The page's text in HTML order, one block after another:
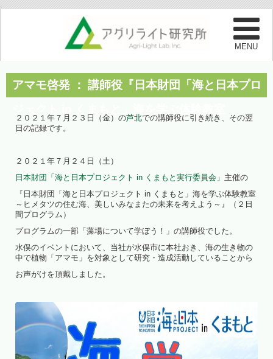
.
アマモ啓発 ： 講師役『日本財団「海と日本プロ
２０２１年７月２３日（金）の芦北での講師役に引き続き、その翌
日の記録です。
２０２１年７月２４日（土）
日本財団「海と日本プロジェクト in くまもと実行委員会」 主催の
『日本財団「海と日本プロジェクト in くまもと」海を学ぶ体験教室
～ヒメタツの住む海、美しいみなまたの未来を考えよう～』（２日
間プログラム）
プログラムの一部「藻場について学ぼう！」の講師役でした。
水俣のイベントにおいて、当社が水俣市に本社おき、海の生き物の
中で植物「アマモ」を対象として研究・造成活動していることから
お声がけを頂戴しました。